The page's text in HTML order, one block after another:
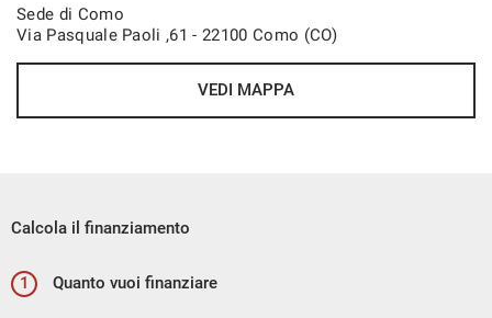
Sede di Como
Via Pasquale Paoli ,61 - 22100 Como (CO)
VEDI MAPPA
Calcola il finanziamento
1 Quanto vuoi finanziare